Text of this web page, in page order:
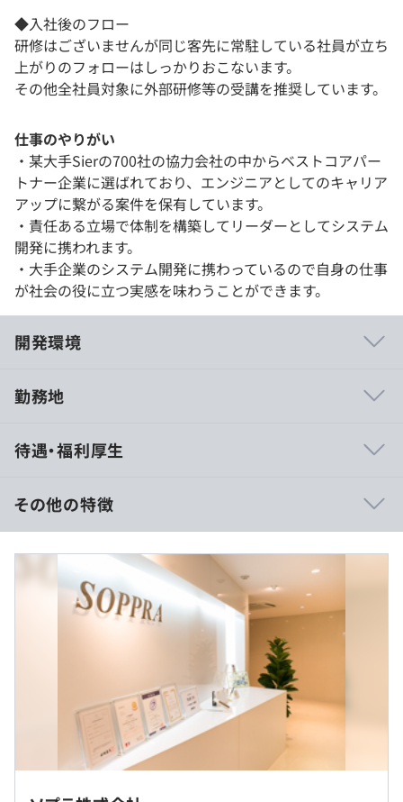
◆入社後のフロー
研修はございませんが同じ客先に常駐している社員が立ち
上がりのフォローはしっかりおこないます。
その他全社員対象に外部研修等の受講を推奨しています。
仕事のやりがい
・某大手Sierの700社の協力会社の中からベストコアパー
トナー企業に選ばれており、エンジニアとしてのキャリア
アップに繋がる案件を保有しています。
・責任ある立場で体制を構築してリーダーとしてシステム
開発に携われます。
・大手企業のシステム開発に携わっているので自身の仕事
が社会の役に立つ実感を味わうことができます。
開発環境
業務に携わっていただく予定です。
・書籍、社外勉強会・カンファレンス参加費用の補助制度
・社外研修の実施、参加費の補助制度
・メンター制度（新卒）
相談の上、ご希望のマシンを支給いたします。
勤務地
待遇・福利厚生
※年収340万～500万の事例
■賃金形態：年俸制／年俸を12分割（月給：約28.3万〜
41.6万円 以下一律手当含む）
■賃金の決定方法：当社規定により決定
■基本給：a）約9万～15万円
■固定残業代：b）40時間分、約6.7万～9.9万円（超過分
■その他定額手当：c）12.55万円～16.7万円
（月給＝a+b+c）
その他の特徴